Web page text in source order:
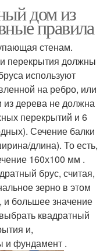
дом из
правила
стенам.
перекрытия должны
используют
на ребро, или
из дерева не должна
перекрытий и 6
Сечение балки
длина). То есть,
160х100 мм .
брус, считая,
зерно в этом
и большее значение
квадратный
и,
и фундамент .